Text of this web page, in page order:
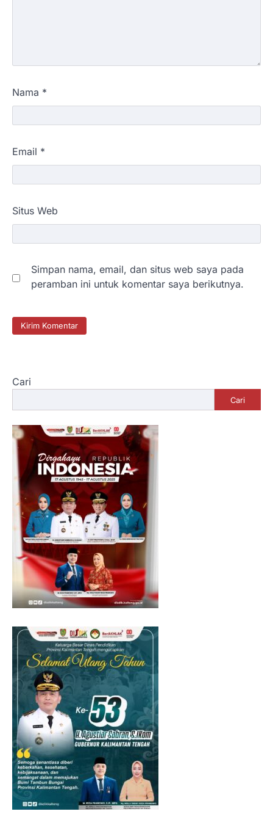
Nama *
Email *
Situs Web
Simpan nama, email, dan situs web saya pada
peramban ini untuk komentar saya berikutnya.
Cari
Cari